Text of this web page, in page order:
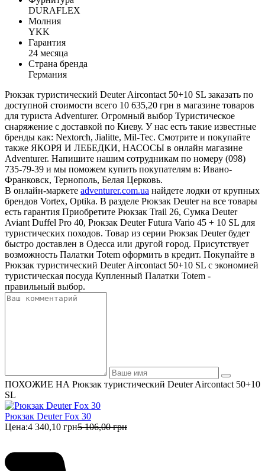
DURAFLEX
Молния
YKK
Гарантия
24 месяца
Страна бренда
Германия
Рюкзак туристический Deuter Aircontact 50+10 SL заказать по
доступной стоимости всего 10 635,20 грн в магазине товаров
для туриста Adventurer. Огромный выбор Туристическое
снаряжение с доставкой по Киеву. У нас есть такие известные
бренды как: Nextorch, Jialitte, Mil-Tec. Смотрите и покупайте
также ЯКОРЯ И ЛЕБЕДКИ, НАСОСЫ в онлайн магазине
Adventurer. Напишите нашим сотрудникам по номеру (098)
735-79-39 и мы поможем купить покупателям в: Ивано-
Франковск, Тернополь, Белая Церковь.
В онлайн-маркете adventurer.com.ua найдете лодки от крупных
брендов Vortex, Optika. В разделе Рюкзак Deuter на все товары
есть гарантия Приобретите Рюкзак Trail 26, Сумка Deuter
Aviant Duffel Pro 40, Рюкзак Deuter Futura Vario 45 + 10 SL для
туристических походов. Товар из серии Рюкзак Deuter будет
быстро доставлен в Одесса или другой город. Присутствует
возможность Палатки Totem оформить в кредит. Покупайте в
Рюкзак туристический Deuter Aircontact 50+10 SL с экономией
туристическая посуда Купленный Палатки Totem -
правильный выбор.
ПОХОЖИЕ НА Рюкзак туристический Deuter Aircontact 50+10
SL
Рюкзак Deuter Fox 30
Цена:4 340,10 грн5 106,00 грн